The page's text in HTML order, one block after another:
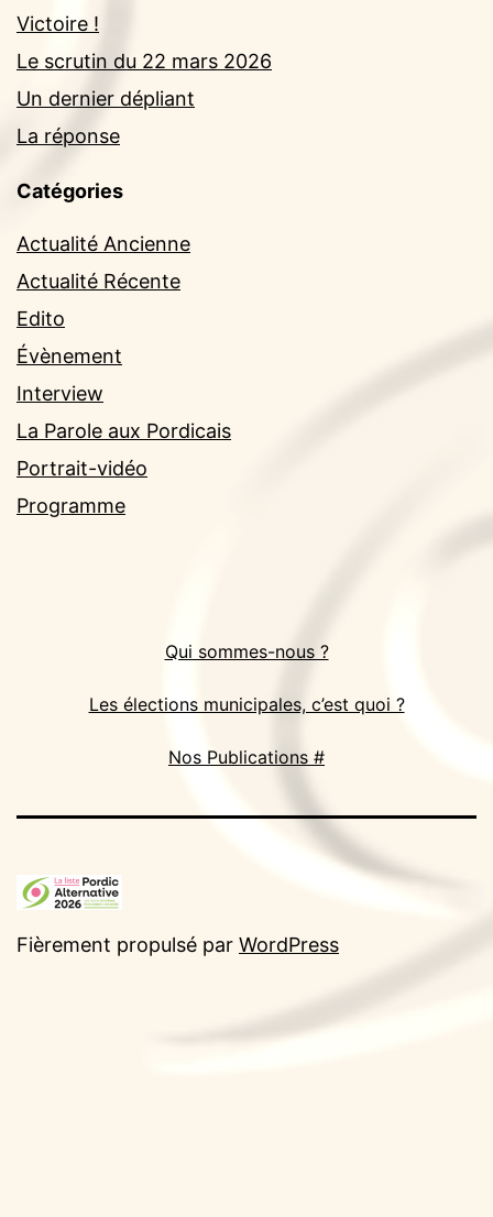
Victoire !
Le scrutin du 22 mars 2026
Un dernier dépliant
La réponse
Catégories
Actualité Ancienne
Actualité Récente
Edito
Évènement
Interview
La Parole aux Pordicais
Portrait-vidéo
Programme
Qui sommes-nous ?
Les élections municipales, c’est quoi ?
Nos Publications #
Fièrement propulsé par WordPress